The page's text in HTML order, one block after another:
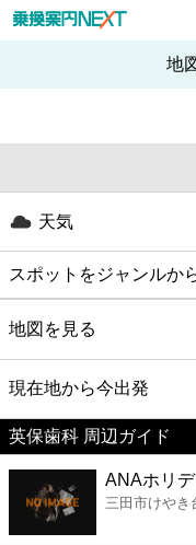
地
天気
スポットをジャンルか
グルメ
映画
美容
コンビニ
地図を見る
現在地から今出発
英保歯科 周辺ガイド
ANAホリ
三田市けやき